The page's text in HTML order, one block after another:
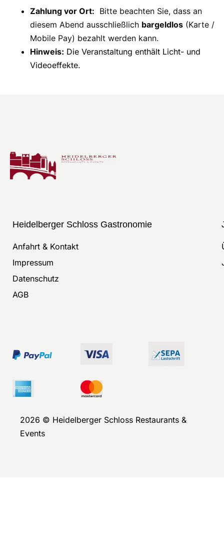
Zahlung vor Ort: Bitte beachten Sie, dass an
diesem Abend ausschließlich bargeldlos (Karte /
Mobile Pay) bezahlt werden kann.
Hinweis: Die Veranstaltung enthält Licht- und
Videoeffekte.
Heidelberger Schloss Gastronomie
Anfahrt & Kontakt
Impressum
Datenschutz
AGB
2026 © Heidelberger Schloss Restaurants &
Events